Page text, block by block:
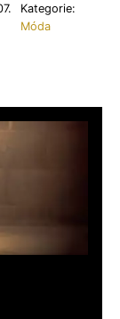
Kategorie:
Móda